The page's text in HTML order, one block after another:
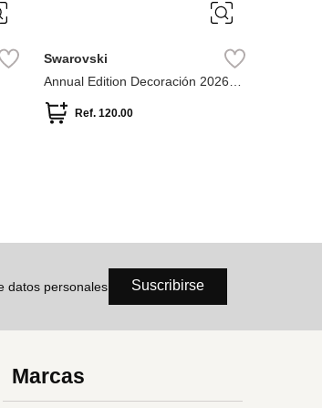
Swarovski
Annual Edition Decoración 2026
Ref. 120.00
datos personales Suscribirse
Marcas